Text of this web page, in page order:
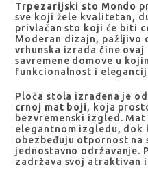
Trpezarijski sto Mondo
sve koji žele kvalitetan,
privlačan sto koji će biti
Moderan dizajn, pažljivo
vrhunska izrada čine ovaj
savremene domove u
funkcionalnost i
Ploča stola izrađena je od
crnoj mat boji, koja
bezvremenski izgled.
elegantnom izgledu,
obezbeđuju otpornost na
jednostavno održavanje.
zadržava svoj atraktivan